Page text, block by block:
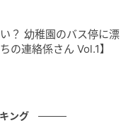
でトラブルに発展し
す。
ようで、連絡先も知
？ 幼稚園のバス停に漂
の連絡係さん Vol.1】
ング